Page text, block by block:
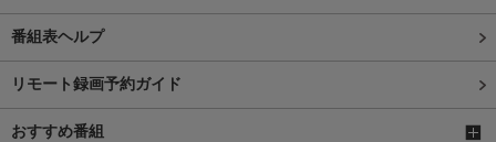
番組表ヘルプ
リモート録画予約ガイド
おすすめ番組